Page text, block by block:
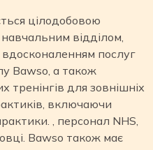
цілодобовою
відділом,
послуг
Bawso, а також
тренінгів для зовнішніх
включаючи
, персонал NHS,
Bawso також має